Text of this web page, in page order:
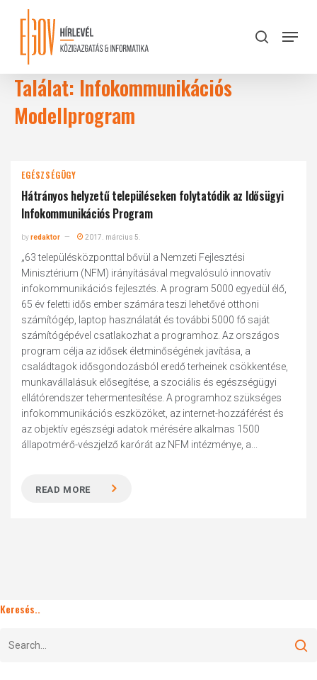
content
search
Menu
Találat: Infokommunikációs
Modellprogram
EGÉSZSÉGÜGY
Hátrányos helyzetű településeken folytatódik az Idősügyi
Infokommunikációs Program
byredaktor 2017. március 5.
„63 településközponttal bővül a Nemzeti Fejlesztési
Minisztérium (NFM) irányításával megvalósuló innovatív
infokommunikációs fejlesztés. A program 5000 egyedül élő,
65 év feletti idős ember számára teszi lehetővé otthoni
számítógép, laptop használatát és további 5000 fő saját
számítógépével csatlakozhat a programhoz. Az országos
program célja az idősek életminőségének javítása, a
családtagok idősgondozásból eredő terheinek csökkentése,
munkavállalásuk elősegítése, a szociális és egészségügyi
ellátórendszer tehermentesítése. A programhoz szükséges
infokommunikációs eszközöket, az internet-hozzáférést és
az objektív egészségi adatok mérésére alkalmas 1500
állapotmérő-vészjelző karórát az NFM intézménye, a...
READ MORE
Keresés..
Close